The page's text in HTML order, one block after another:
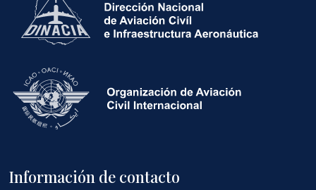
Información de contacto